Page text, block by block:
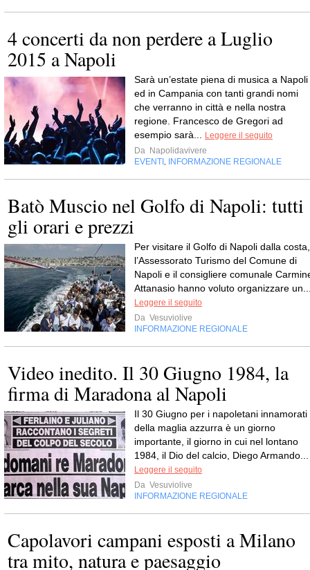
4 concerti da non perdere a Luglio
2015 a Napoli
Sarà un’estate piena di musica a Napoli
ed in Campania con tanti grandi nomi
che verranno in città e nella nostra
regione. Francesco de Gregori ad
esempio sarà...
Leggere il seguito
Da Napolidavivere
EVENTI
INFORMAZIONE REGIONALE
Batò Muscio nel Golfo di Napoli: tutti
gli orari e prezzi
Per visitare il Golfo di Napoli dalla costa,
l’Assessorato Turismo del Comune di
Napoli e il consigliere comunale
Attanasio hanno voluto organizzare
Leggere il seguito
Da Vesuviolive
INFORMAZIONE REGIONALE
Video inedito. Il 30 Giugno 1984, la
firma di Maradona al Napoli
Il 30 Giugno per i napoletani innamorati
della maglia azzurra è un giorno
importante, il giorno in cui nel lontano
1984, il Dio del calcio, Diego Armando...
Leggere il seguito
Da Vesuviolive
INFORMAZIONE REGIONALE
Capolavori campani esposti a Milano
tra mito, natura e paesaggio